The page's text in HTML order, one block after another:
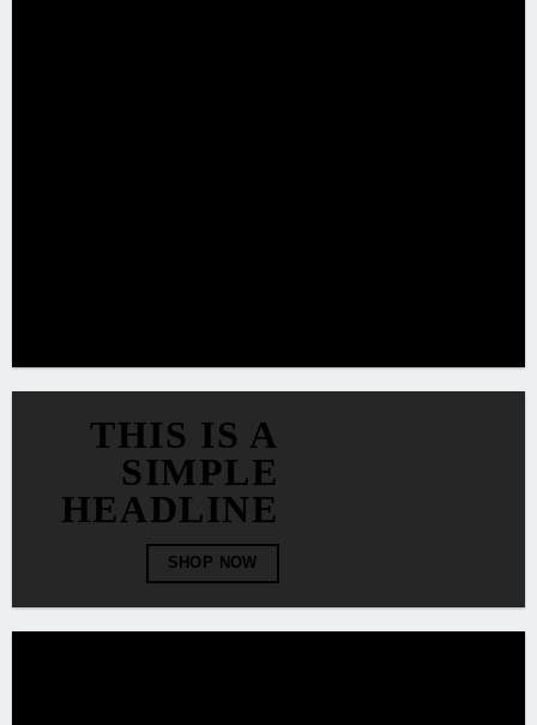
THIS IS A
SIMPLE
HEADLINE
SHOP NOW